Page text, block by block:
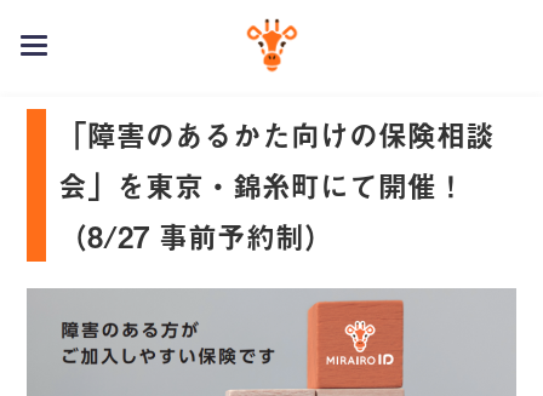
toggle
「障害のあるかた向けの保険相談
会」を東京・錦糸町にて開催！
（8/27 事前予約制）